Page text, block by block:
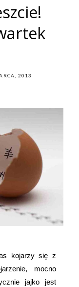
2013
kojarzy się z
mocno
jajko jest